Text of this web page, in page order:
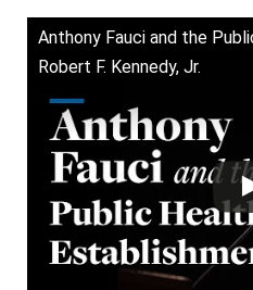
Anthony Fauci and the
Robert F. Kennedy, Jr.